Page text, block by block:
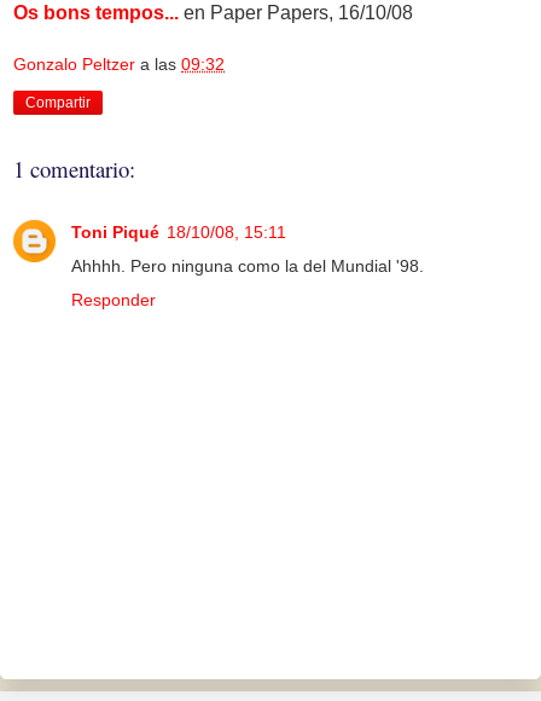
Os bons tempos... en Paper Papers, 16/10/08
Gonzalo Peltzer a las 09:32
Compartir
1 comentario:
Toni Piqué 18/10/08, 15:11
Ahhhh. Pero ninguna como la del Mundial '98.
Responder